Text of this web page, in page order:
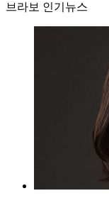
브라보 인기뉴스